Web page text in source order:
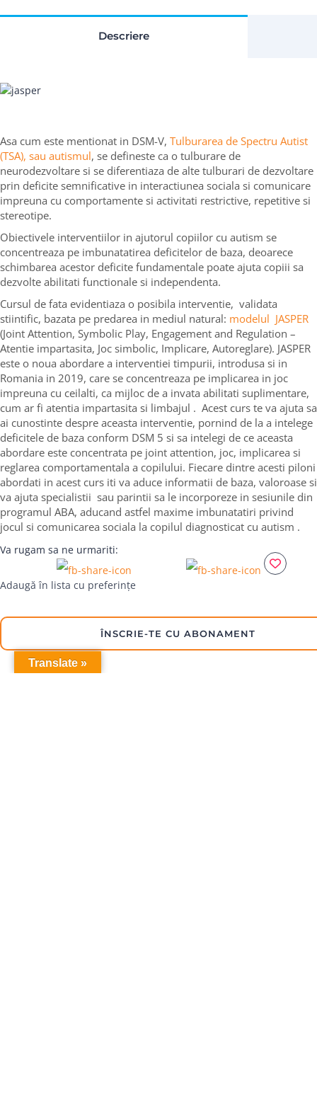
Descriere
Asa cum este mentionat in DSM-V, Tulburarea de Spectru Autist
(TSA), sau autismul, se defineste ca o tulburare de
neurodezvoltare si se diferentiaza de alte tulburari de dezvoltare
prin deficite semnificative in interactiunea sociala si comunicare
impreuna cu comportamente si activitati restrictive, repetitive si
stereotipe.
Obiectivele interventiilor in ajutorul copiilor cu autism se
concentreaza pe imbunatatirea deficitelor de baza, deoarece
schimbarea acestor deficite fundamentale poate ajuta copiii sa
dezvolte abilitati functionale si independenta.
Cursul de fata evidentiaza o posibila interventie, validata
stiintific, bazata pe predarea in mediul natural: modelul JASPER
(Joint Attention, Symbolic Play, Engagement and Regulation –
Atentie impartasita, Joc simbolic, Implicare, Autoreglare). JASPER
este o noua abordare a interventiei timpurii, introdusa si in
Romania in 2019, care se concentreaza pe implicarea in joc
impreuna cu ceilalti, ca mijloc de a invata abilitati suplimentare,
cum ar fi atentia impartasita si limbajul . Acest curs te va ajuta sa
ai cunostinte despre aceasta interventie, pornind de la a intelege
deficitele de baza conform DSM 5 si sa intelegi de ce aceasta
abordare este concentrata pe joint attention, joc, implicarea si
reglarea comportamentala a copilului. Fiecare dintre acesti piloni
abordati in acest curs iti va aduce informatii de baza, valoroase si
va ajuta specialistii sau parintii sa le incorporeze in sesiunile din
programul ABA, aducand astfel maxime imbunatatiri privind
jocul si comunicarea sociala la copilul diagnosticat cu autism .
Va rugam sa ne urmariti:
Adaugă în lista cu preferințe
ÎNSCRIE-TE CU ABONAMENT
Translate »